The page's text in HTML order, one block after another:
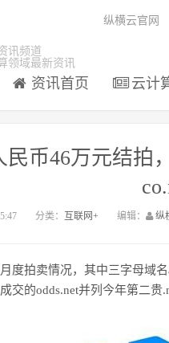
讯频道
领域最新资讯
资讯首页 云计
纵横云官网
民币46万元结拍
分类： 互联网+ 编辑： 纵
度拍卖情况，其中三字母域
交的odds.net并列今年第二贵